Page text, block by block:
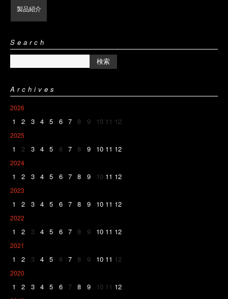
製品紹介
Search
Archives
2026
1 2 3 4 5 6 7 8 9 10 11 12
2025
1 2 3 4 5 6 7 8 9 10 11 12
2024
1 2 3 4 5 6 7 8 9 10 11 12
2023
1 2 3 4 5 6 7 8 9 10 11 12
2022
1 2 3 4 5 6 7 8 9 10 11 12
2021
1 2 3 4 5 6 7 8 9 10 11 12
2020
1 2 3 4 5 6 7 8 9 10 11 12